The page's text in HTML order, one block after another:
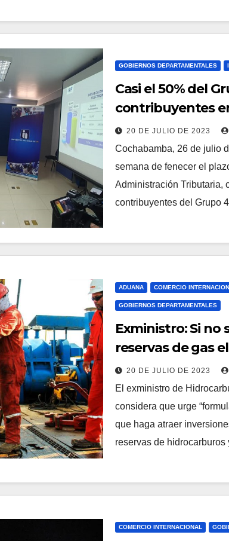
GOBIERNOS DEPARTAMENTALES
Casi el 50% del
contribuyentes
línea antes del
20 DE JULIO DE 2023
Cochabamba, 26 de julio
semana de fenecer el
Administración Tributaria,
contribuyentes del Grupo
ADUANA COMERCIO
GOBIERNOS DEPARTAMENTALES
Exministro: Si no
reservas de gas
a importar con
presupuesto
20 DE JULIO DE 2023
El exministro de
considera que urge
que haga atraer
reservas de
COMERCIO INTERNACIONAL